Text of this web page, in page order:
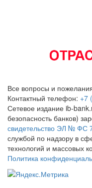
Все вопросы и
Контактный телефон: +7
Сетевое издание ib-
безопасность банков)
свидетельство ЭЛ № ФС
службой по надзору в
технологий и массовых
Политика